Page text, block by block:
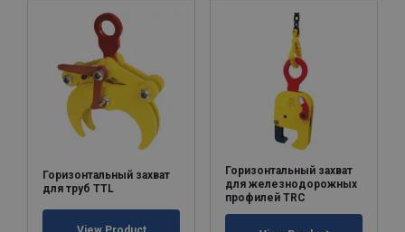
Горизонтальный захват
для труб TTL
Горизонтальный захват
для железнодорожных
профилей TRC